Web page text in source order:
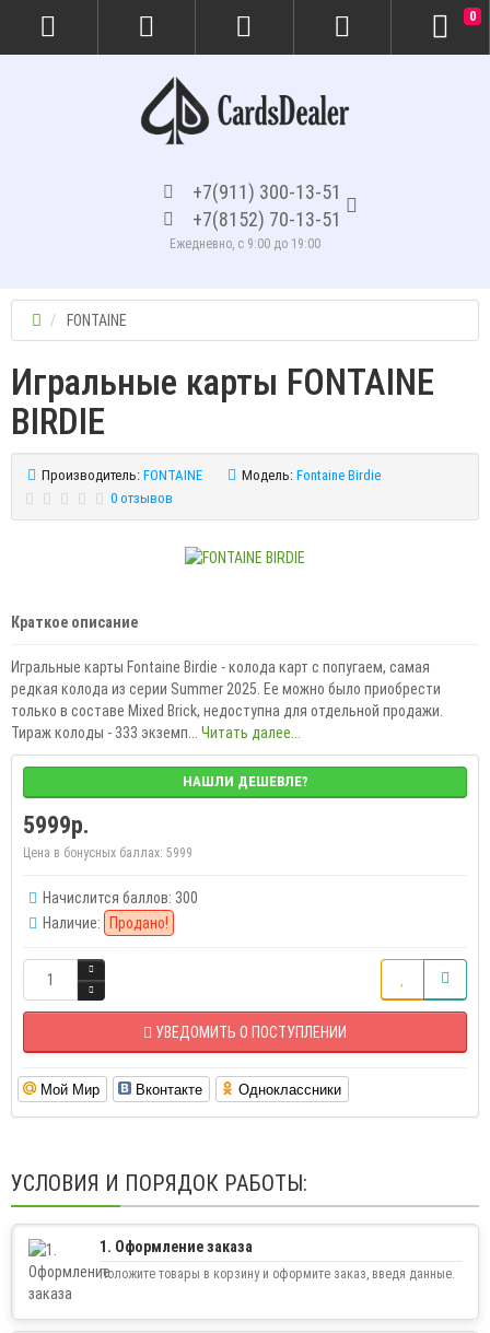
+7(911) 300-13-51
+7(8152) 70-13-51
Ежедневно, с 9:00 до 19:00
0
FONTAINE
Игральные карты FONTAINE
BIRDIE
Производитель: FONTAINE Модель: Fontaine Birdie
0 отзывов
Краткое описание
Игральные карты Fontaine Birdie - колода карт с попугаем, самая
редкая колода из серии Summer 2025. Ее можно было приобрести
только в составе Mixed Brick, недоступна для отдельной продажи.
Тираж колоды - 333 экземп... Читать далее...
НАШЛИ ДЕШЕВЛЕ?
5999р.
Цена в бонусных баллах: 5999
Начислится баллов: 300
Наличие:
Продано!
УВЕДОМИТЬ О ПОСТУПЛЕНИИ
Мой Мир Вконтакте Одноклассники
УСЛОВИЯ И ПОРЯДОК РАБОТЫ:
1. Оформление заказа
Положите товары в корзину и оформите заказ, введя данные.